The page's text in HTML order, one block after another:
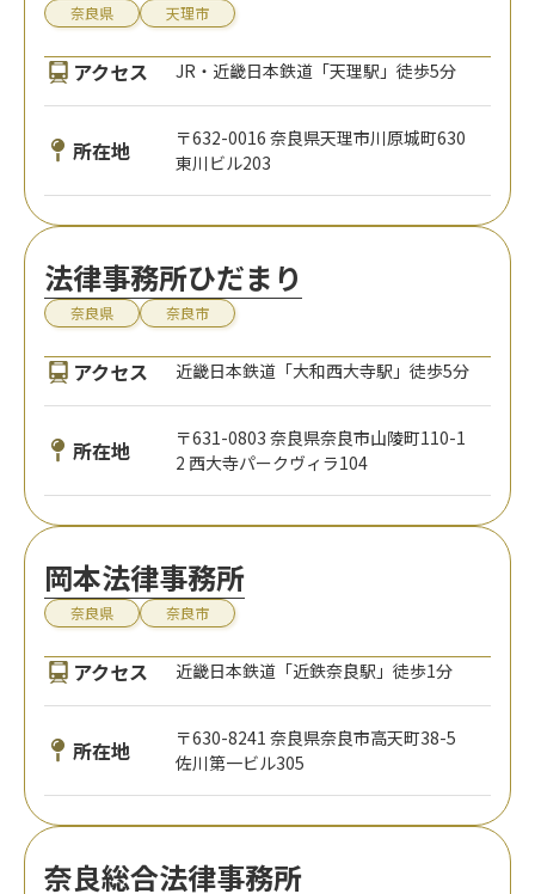
奈良県 天理市
アクセス JR・近畿日本鉄道「天理駅」徒歩5分
所在地
〒632-0016 奈良県天理市川原城町630
東川ビル203
法律事務所ひだまり
奈良県 奈良市
アクセス 近畿日本鉄道「大和西大寺駅」徒歩5分
所在地
〒631-0803 奈良県奈良市山陵町110-1
2 西大寺パークヴィラ104
岡本法律事務所
奈良県 奈良市
アクセス 近畿日本鉄道「近鉄奈良駅」徒歩1分
所在地
〒630-8241 奈良県奈良市高天町38-5
佐川第一ビル305
奈良総合法律事務所